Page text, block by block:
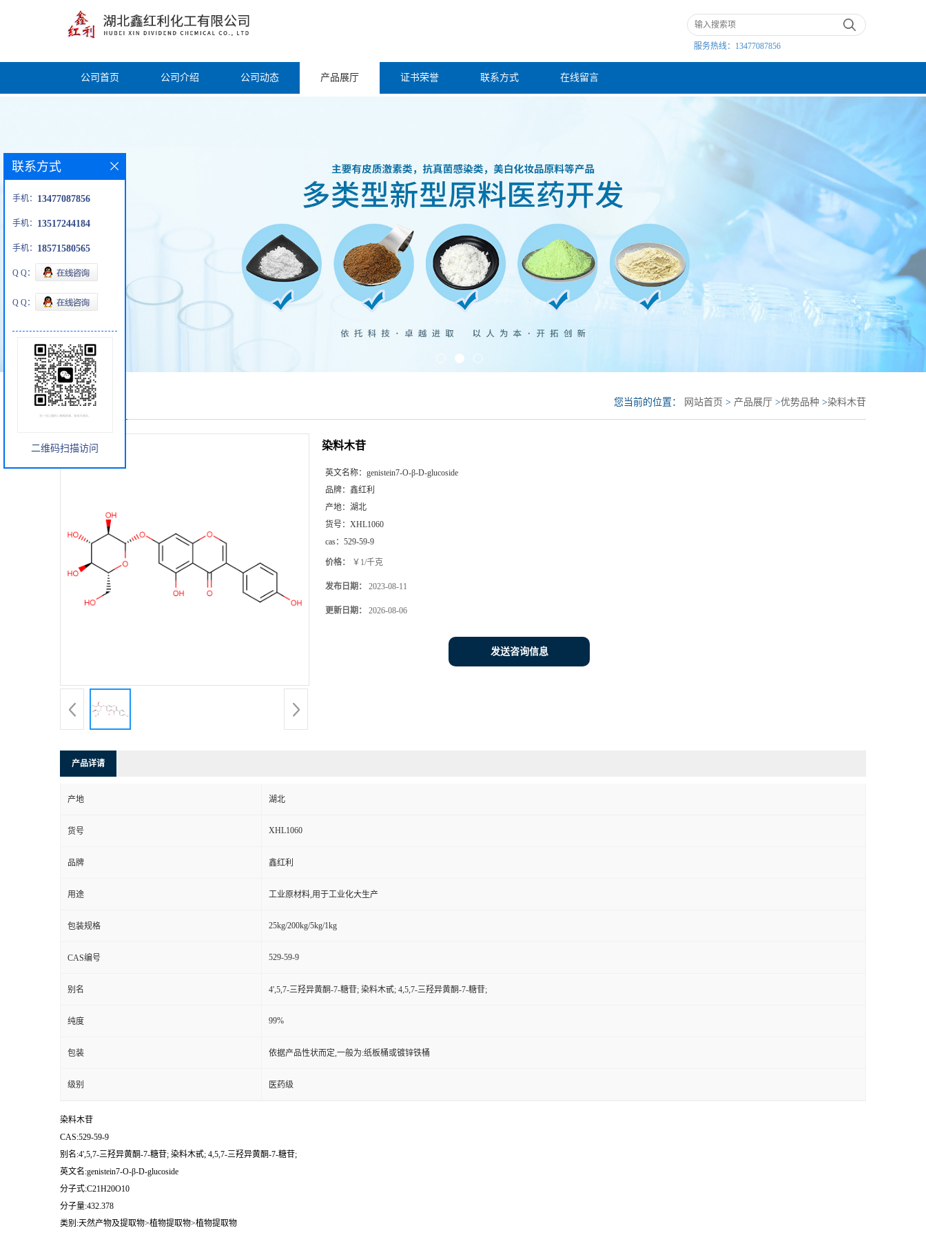
服务热线： 13477087856
公司首页 公司介绍 公司动态 产品展厅 证书荣誉 联系方式 在线留言
产品展厅 您当前的位置： 网站首页 > 产品展厅 >优势品种 >染料木苷
染料木苷
英文名称： genistein7-O-β-D-glucoside
品牌： 鑫红利
产地： 湖北
货号： XHL1060
cas： 529-59-9
价格： ￥1/千克
发布日期： 2023-08-11
更新日期： 2026-08-06
发送咨询信息
产品详请
产地 湖北
货号 XHL1060
品牌 鑫红利
用途 工业原材料,用于工业化大生产
包装规格 25kg/200kg/5kg/1kg
CAS编号 529-59-9
别名 4',5,7-三羟异黄酮-7-糖苷; 染料木甙; 4,5,7-三羟异黄酮-7-糖苷;
纯度 99%
包装 依据产品性状而定,一般为:纸板桶或镀锌铁桶
级别 医药级
染料木苷
CAS:529-59-9
别名:4',5,7-三羟异黄酮-7-糖苷; 染料木甙; 4,5,7-三羟异黄酮-7-糖苷;
英文名:genistein7-O-β-D-glucoside
分子式:C21H20O10
分子量:432.378
类别:天然产物及提取物>植物提取物>植物提取物
联系方式
手机： 13477087856
手机： 13517244184
手机： 18571580565
Q Q：
Q Q：
二维码扫描访问